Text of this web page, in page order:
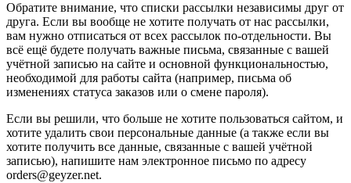
Обратите внимание, что списки рассылки независимы друг от
друга. Если вы вообще не хотите получать от нас рассылки,
вам нужно отписаться от всех рассылок по-отдельности. Вы
всё ещё будете получать важные письма, связанные с вашей
учётной записью на сайте и основной функциональностью,
необходимой для работы сайта (например, письма об
изменениях статуса заказов или о смене пароля).
Если вы решили, что больше не хотите пользоваться сайтом, и
хотите удалить свои персональные данные (а также если вы
хотите получить все данные, связанные с вашей учётной
записью), напишите нам электронное письмо по адресу
orders@geyzer.net.